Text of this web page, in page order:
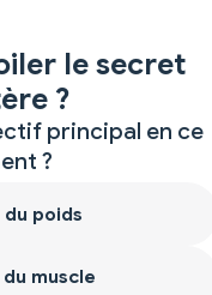
le secret
?
principal en ce
?
poids
muscle